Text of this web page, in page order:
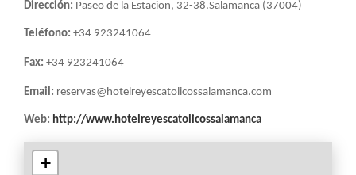
LA
NAVEGACIÓN
Dirección: Paseo de la Estacion, 32-38.Salamanca (37004)
Teléfono: +34 923241064
Fax: +34 923241064
Email: reservas@hotelreyescatolicossalamanca.com
Web: http://www.hotelreyescatolicossalamanca
+